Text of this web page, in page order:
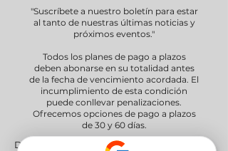
"Suscríbete a nuestro boletín para estar
al tanto de nuestras últimas noticias y
próximos eventos."
Todos los planes de pago a plazos
deben abonarse en su totalidad antes
de la fecha de vencimiento acordada. El
incumplimiento de esta condición
puede conllevar penalizaciones.
Ofrecemos opciones de pago a plazos
de 30 y 60 días.
Delivery Areas" We proudly serve South